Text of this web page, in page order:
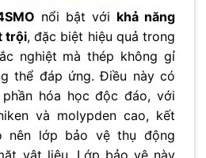
nổi bật với khả năng
trội, đặc biệt hiệu quả trong
nghiệt mà thép không gỉ
thể đáp ứng. Điều này có
hóa học độc đáo, với
và molypden cao, kết
nên lớp bảo vệ thụ động